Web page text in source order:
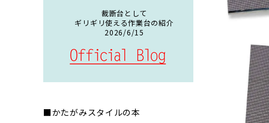
裁断台として
ギリギリ使える作業台の紹介
2026/6/15
■かたがみスタイルの本